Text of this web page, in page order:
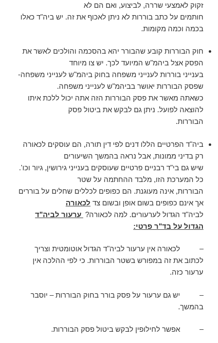
זקוק לאמצעי שררה, לביצוע, ואם הם לא
חותמים על כתב בוררות לא ניתן לאכוף את זה. יש ביה"ד כאלו
בכמה וכמה מקומות.
חוק הבוררות קובע שהבורר יהא בהסכמה והולכים לאשר את
הפסק אצל ביהמ"ש המיועד לכך. יש צו מיוחד
בענייני בוררות לענייני משפחה בחוק ביהמ"ש לענייני משפחה-
שפסק הבוררות יאושר בביהמ"ש לענייני משפחה.
כשאתה מאשר את פסק הבוררות הזה אתה יכול ללכת איתו
להוצאה לפועל. ניתן גם לבקש את ביטול פסק
הבוררות.
ביה"ד הפרטיים הללו דנים לפי דין תורה, הם עוסקים לכאורה
רק בדיני ממונות, אבל נראה בהמשך השיעורים
שיש גם בי"ד רבניים פרטיים שעוסקים בענייני גירושין, גיור וכו'.
כל המערכת הזו, מלבד ההחתמה על שטר
הבוררות, אינה מעוגנת. הם כפופים לכללים שחלים על בוררים
אך אינם כפופים בשום אופן ובשום צד לכאורה
לביה"ד הגדול לערעורים. למה לכאורה? ערעור לביה"ד
הגדול על בד"ר פרטי:
– לכאורה אין ערעור לביה"ד הגדול אוטומטית וצריך
לכתוב את זה במפורש בשטר הבוררות. כי לפי ההלכה אין
ערעור כזה.
– יש גם ערעור על פסק בורר בחוק הבוררות – יוסבר
בהמשך.
– אפשר לחילופין לבקש ביטול פסק הבוררות.